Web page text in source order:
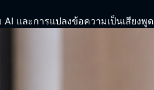
AI และการแปลงข้อความเป็นเสียงพูด